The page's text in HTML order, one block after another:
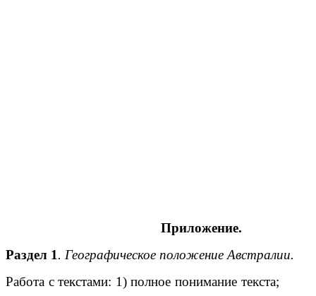
Приложение.
Раздел 1. Географическое положение Австралии.
Работа с текстами: 1) полное понимание текста;